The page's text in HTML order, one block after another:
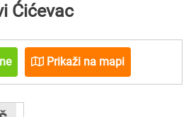
Ćićevac
Prikaži na mapi